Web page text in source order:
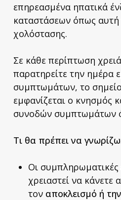
επηρεασμένα ηπατικά
καταστάσεων όπως αυτή
χολόστασης.
Σε κάθε περίπτωση
παρατηρείτε την ημέρα
συμπτωμάτων, το
εμφανίζεται ο κνησμός
συνοδών συμπτωμάτων
Τι θα πρέπει να
Οι συμπληρωματικές
χρειαστεί να κάνετε
τον αποκλεισμό ή